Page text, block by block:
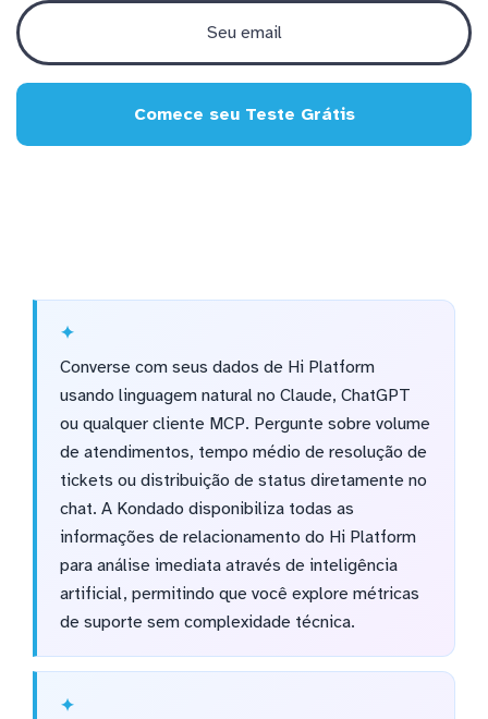
Comece seu Teste Grátis
Converse com seus dados de Hi Platform
usando linguagem natural no Claude, ChatGPT
ou qualquer cliente MCP. Pergunte sobre volume
de atendimentos, tempo médio de resolução de
tickets ou distribuição de status diretamente no
chat. A Kondado disponibiliza todas as
informações de relacionamento do Hi Platform
para análise imediata através de inteligência
artificial, permitindo que você explore métricas
de suporte sem complexidade técnica.